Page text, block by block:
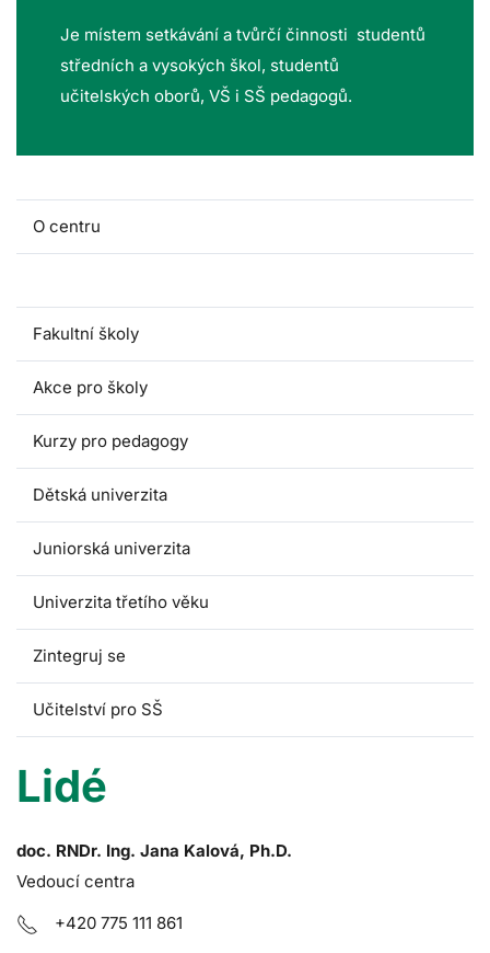
Je místem setkávání a tvůrčí činnosti studentů
středních a vysokých škol, studentů
učitelských oborů, VŠ i SŠ pedagogů.
O centru
Fakultní školy
Akce pro školy
Kurzy pro pedagogy
Dětská univerzita
Juniorská univerzita
Univerzita třetího věku
Zintegruj se
Učitelství pro SŠ
Lidé
doc. RNDr. Ing. Jana Kalová, Ph.D.
Vedoucí centra
+420 775 111 861